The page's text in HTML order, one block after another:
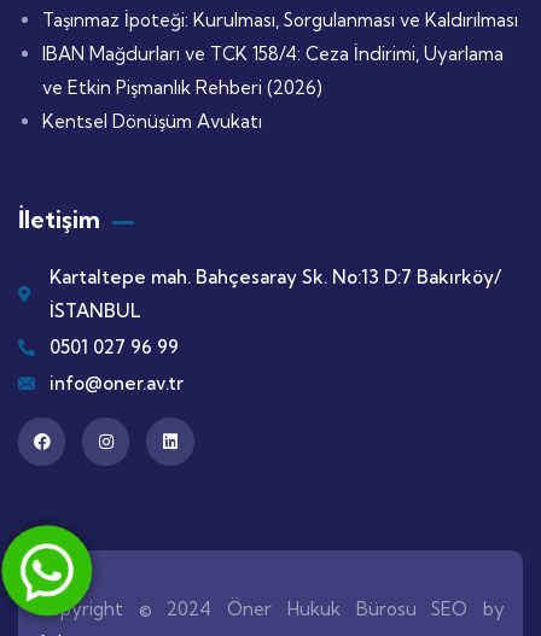
Taşınmaz İpoteği: Kurulması, Sorgulanması ve Kaldırılması
IBAN Mağdurları ve TCK 158/4: Ceza İndirimi, Uyarlama
ve Etkin Pişmanlık Rehberi (2026)
Kentsel Dönüşüm Avukatı
İletişim
Kartaltepe mah. Bahçesaray Sk. No:13 D:7 Bakırköy/
İSTANBUL
0501 027 96 99
info@oner.av.tr
Copyright © 2024 Öner Hukuk Bürosu SEO by